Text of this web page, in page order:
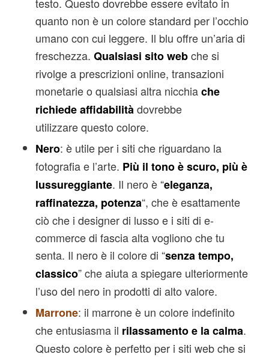
testo. Questo dovrebbe essere evitato in
quanto non è un colore standard per l’occhio
umano con cui leggere. Il blu offre un’aria di
freschezza. Qualsiasi sito webche si
rivolge a prescrizioni online, transazioni
monetarie o qualsiasi altra nicchiache
richiede affidabilitàdovrebbe
utilizzare questo colore.
Nero: è utile per i siti che riguardano la
fotografia e l’arte. Più il tono è scuro, più è
lussureggiante. Il nero è “eleganza,
raffinatezza, potenza“, che è esattamente
ciò che i designer di lusso e i siti di e-
commerce di fascia alta vogliono che tu
senta. Il nero è il colore di “senza tempo,
classico” che aiuta a spiegare ulteriormente
l’uso del nero in prodotti di alto valore.
Marrone: il marrone è un colore indefinito
che entusiasma il rilassamento e la calma.
Questo colore è perfetto per i siti web che si